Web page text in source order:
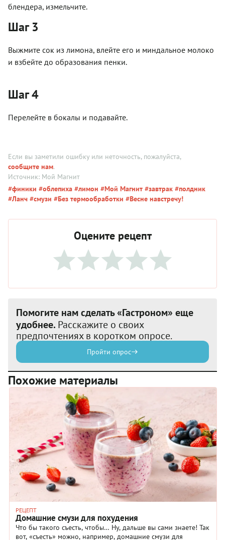
блендера, измельчите.
Шаг 3
Выжмите сок из лимона, влейте его и миндальное молоко
и взбейте до образования пенки.
Шаг 4
Перелейте в бокалы и подавайте.
Если вы заметили ошибку или неточность, пожалуйста,
сообщите нам.
Источник: Мой Магнит
#финики #облепиха #лимон #Мой Магнит #завтрак #полдник
#Ланч #смузи #Без термообработки #Весне навстречу!
Оцените рецепт
Помогите нам сделать «Гастроном» еще
удобнее. Расскажите о своих
предпочтениях в коротком опросе.
Пройти опрос
Похожие материалы
РЕЦЕПТ
Домашние смузи для похудения
Что бы такого съесть, чтобы… Ну, дальше вы сами знаете! Так
вот, «съесть» можно, например, домашние смузи для